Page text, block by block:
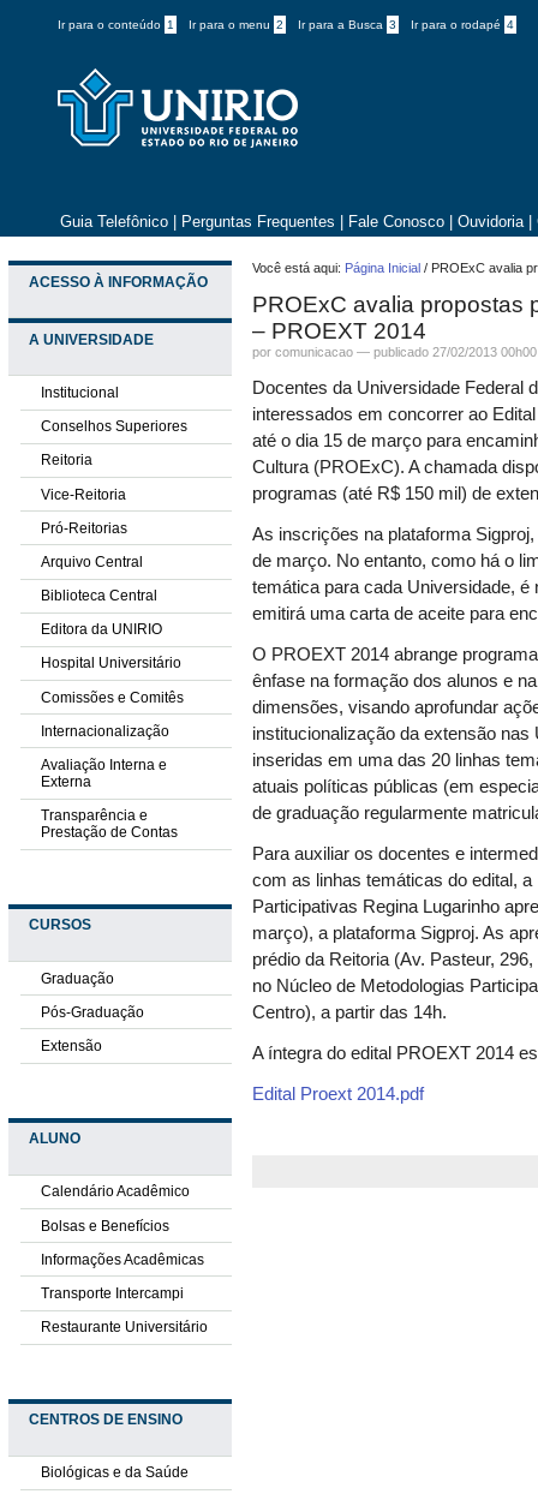
Ir para o conteúdo 1 Ir para o menu 2 Ir para a Busca 3 Ir para o rodapé 4
Guia Telefônico Perguntas Frequentes Fale Conosco Ouvidoria
ACESSO À INFORMAÇÃO
A UNIVERSIDADE
Institucional
Conselhos Superiores
Reitoria
Vice-Reitoria
Pró-Reitorias
Arquivo Central
Biblioteca Central
Editora da UNIRIO
Hospital Universitário
Comissões e Comitês
Internacionalização
Avaliação Interna e
Externa
Transparência e
Prestação de Contas
CURSOS
Graduação
Pós-Graduação
Extensão
ALUNO
Calendário Acadêmico
Bolsas e Benefícios
Informações Acadêmicas
Transporte Intercampi
Restaurante Universitário
CENTROS DE ENSINO
Biológicas e da Saúde
Você está aqui: Página Inicial / PROExC avalia
PROExC avalia propostas
– PROEXT 2014
por comunicacao —publicado 27/02/2013
Docentes da Universidade Federal
interessados em concorrer ao
até o dia 15 de março para
Cultura (PROExC). A chamada
programas (até R$ 150 mil) de
As inscrições na plataforma
de março. No entanto, como há o
temática para cada Universidade,
emitirá uma carta de aceite para
O PROEXT 2014 abrange
ênfase na formação dos alunos e
dimensões, visando aprofundar
institucionalização da extensão
inseridas em uma das 20 linhas
atuais políticas públicas (em
de graduação regularmente
Para auxiliar os docentes e
com as linhas temáticas do edital,
Participativas Regina Lugarinho
março), a plataforma Sigproj. As
prédio da Reitoria (Av. Pasteur,
no Núcleo de Metodologias
Centro), a partir das 14h.
A íntegra do edital PROEXT 2014
Edital Proext 2014.pdf